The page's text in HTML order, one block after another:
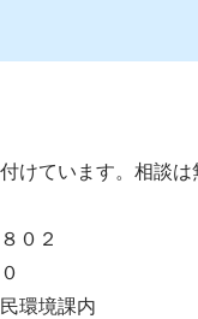
けています。相談
０２
環境課内